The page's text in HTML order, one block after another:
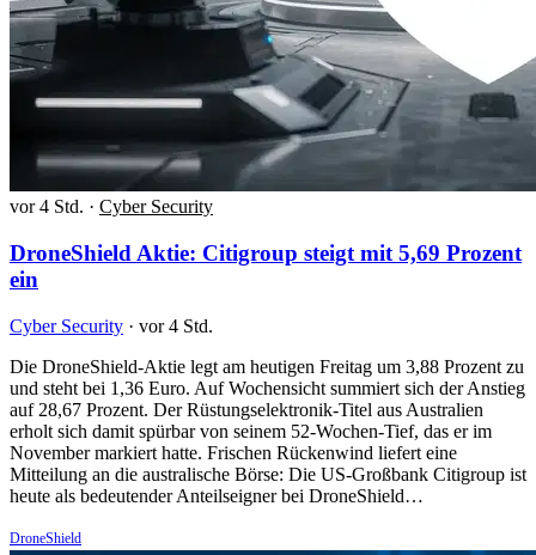
vor 4 Std. · Cyber Security
DroneShield Aktie: Citigroup steigt mit 5,69 Prozent
ein
Cyber Security · vor 4 Std.
Die DroneShield-Aktie legt am heutigen Freitag um 3,88 Prozent zu
und steht bei 1,36 Euro. Auf Wochensicht summiert sich der Anstieg
auf 28,67 Prozent. Der Rüstungselektronik-Titel aus Australien
erholt sich damit spürbar von seinem 52-Wochen-Tief, das er im
November markiert hatte. Frischen Rückenwind liefert eine
Mitteilung an die australische Börse: Die US-Großbank Citigroup ist
heute als bedeutender Anteilseigner bei DroneShield…
DroneShield